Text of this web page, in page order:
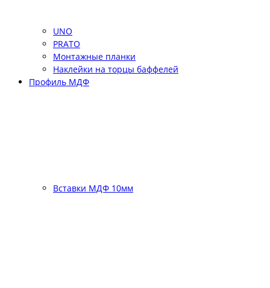
UNO
PRATO
Монтажные планки
Наклейки на торцы баффелей
Профиль МДФ
Вставки МДФ 10мм